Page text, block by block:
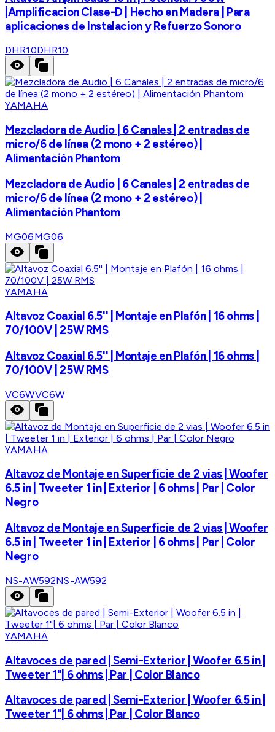
|Amplificacion Clase-D | Hecho en Madera | Para
aplicaciones de Instalacion y Refuerzo Sonoro
DHR10DHR10
YAMAHA
Mezcladora de Audio | 6 Canales | 2 entradas de
micro/6 de línea (2 mono + 2 estéreo) |
Alimentación Phantom
Mezcladora de Audio | 6 Canales | 2 entradas de
micro/6 de línea (2 mono + 2 estéreo) |
Alimentación Phantom
MG06MG06
YAMAHA
Altavoz Coaxial 6.5'' | Montaje en Plafón | 16 ohms |
70/100V | 25W RMS
Altavoz Coaxial 6.5'' | Montaje en Plafón | 16 ohms |
70/100V | 25W RMS
VC6WVC6W
YAMAHA
Altavoz de Montaje en Superficie de 2 vias | Woofer
6.5 in | Tweeter 1 in | Exterior | 6 ohms | Par | Color
Negro
Altavoz de Montaje en Superficie de 2 vias | Woofer
6.5 in | Tweeter 1 in | Exterior | 6 ohms | Par | Color
Negro
NS-AW592NS-AW592
YAMAHA
Altavoces de pared | Semi-Exterior | Woofer 6.5 in |
Tweeter 1"| 6 ohms | Par | Color Blanco
Altavoces de pared | Semi-Exterior | Woofer 6.5 in |
Tweeter 1"| 6 ohms | Par | Color Blanco